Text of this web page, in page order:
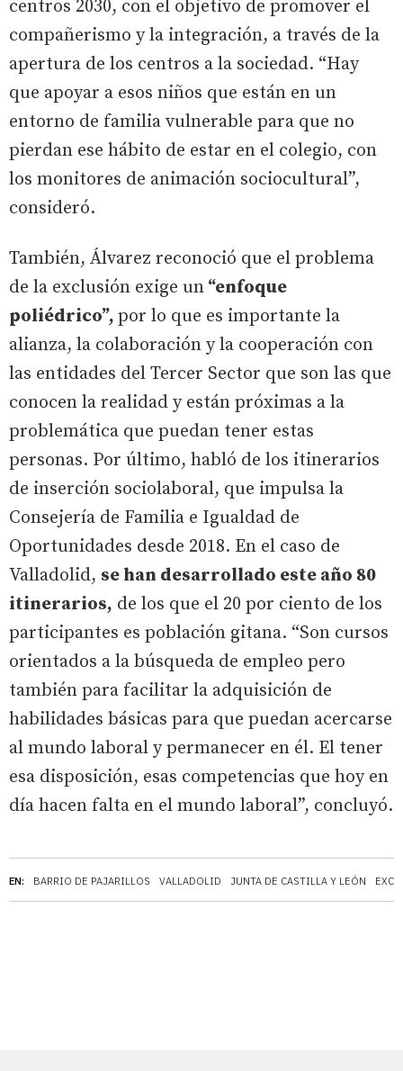
EN: BARRIO DE PAJARILLOS VALLADOLID JUNTA DE CASTILLA Y LEÓN
centros 2030, con el objetivo de promover el
compañerismo y la integración, a través de la
apertura de los centros a la sociedad. “Hay
que apoyar a esos niños que están en un
entorno de familia vulnerable para que no
pierdan ese hábito de estar en el colegio, con
los monitores de animación sociocultural”,
consideró.
También, Álvarez reconoció que el problema
de la exclusión exige un “enfoque
poliédrico”, por lo que es importante la
alianza, la colaboración y la cooperación con
las entidades del Tercer Sector que son las que
conocen la realidad y están próximas a la
problemática que puedan tener estas
personas. Por último, habló de los itinerarios
de inserción sociolaboral, que impulsa la
Consejería de Familia e Igualdad de
Oportunidades desde 2018. En el caso de
Valladolid, se han desarrollado este año 80
itinerarios, de los que el 20 por ciento de los
participantes es población gitana. “Son cursos
orientados a la búsqueda de empleo pero
también para facilitar la adquisición de
habilidades básicas para que puedan acercarse
al mundo laboral y permanecer en él. El tener
esa disposición, esas competencias que hoy en
día hacen falta en el mundo laboral”, concluyó.